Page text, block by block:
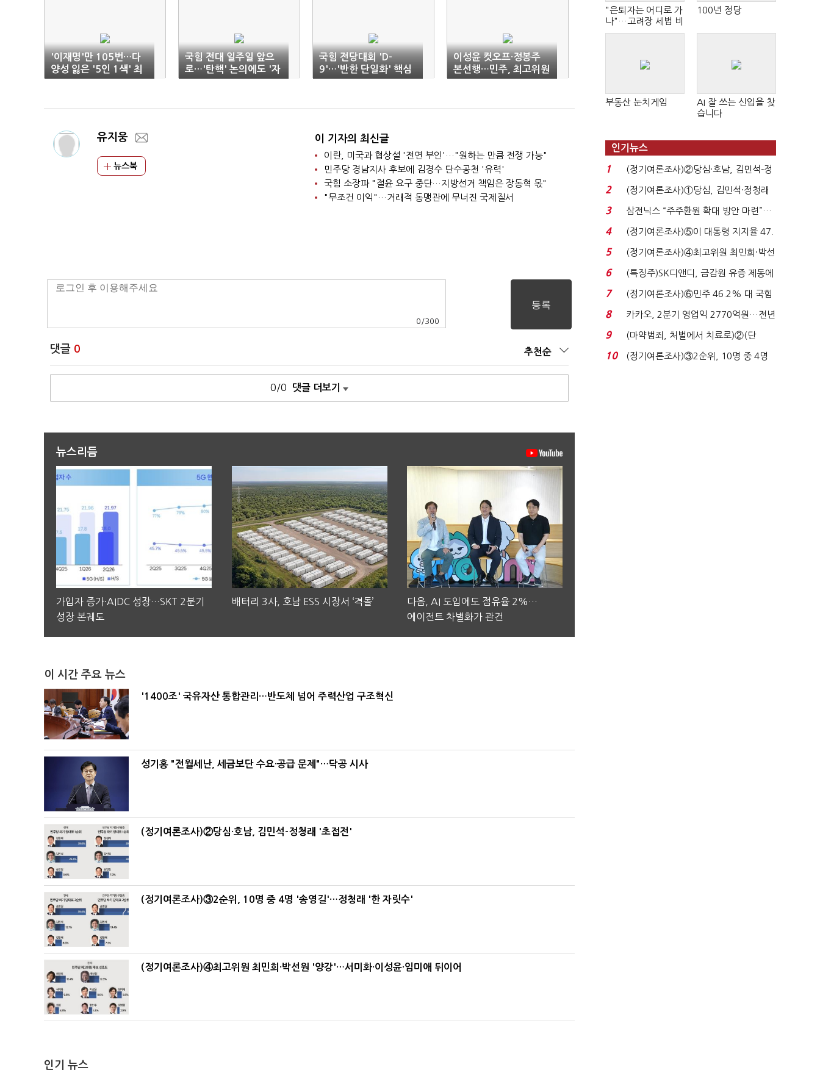
'이재명'만 105번…다
양성 잃은 '5인 1색' 최
고위원
국힘 전대 일주일 앞으
로…'탄핵' 논의에도 '자
폭'
국힘 전당대회 'D-
9'…'반한 단일화' 핵심
변수
이성윤 컷오프·정봉주
본선행…민주, 최고위원
후보 8명 확정
유지웅
뉴스북
이 기자의 최신글
이란, 미국과 협상설 '전면 부인'…"원하는 만큼 전쟁 가능"
민주당 경남지사 후보에 김경수 단수공천 '유력'
국힘 소장파 "절윤 요구 중단…지방선거 책임은 장동혁 몫"
"무조건 이익"…거래적 동맹관에 무너진 국제질서
0 /300
댓글 0 추천순
0/0 댓글 더보기
뉴스리듬
가입자 증가·AIDC 성장…SKT 2분기
성장 본궤도
배터리 3사, 호남 ESS 시장서 ‘격돌’
다음, AI 도입에도 점유율 2%…
에이전트 차별화가 관건
이 시간 주요 뉴스
'1400조' 국유자산 통합관리…반도체 넘어 주력산업 구조혁신
성기홍 "전월세난, 세금보단 수요·공급 문제"…닥공 시사
(정기여론조사)②당심·호남, 김민석-정청래 '초접전'
(정기여론조사)③2순위, 10명 중 4명 '송영길'…정청래 '한 자릿수'
(정기여론조사)④최고위원 최민희·박선원 '양강'…서미화·이성윤·임미애 뒤이어
인기 뉴스
"은퇴자는 어디로 가
나"…고려장 세법 비
판 확산
100년 정당
부동산 눈치게임
AI 잘 쓰는 신입을 찾
습니다
인기뉴스
1
(정기여론조사)②당심·호남, 김민석-정
청래 '초접전'...
2
(정기여론조사)①당심, 김민석·정청래
'초접전'…대통령 ...
3
삼전닉스 “주주환원 확대 방안 마련”…
로이터에 성명...
4
(정기여론조사)⑤이 대통령 지지율 47.
7%…일주일 만에 ...
5
(정기여론조사)④최고위원 최민희·박선
원 '양강'…서미...
6
(특징주)SK디앤디, 금감원 유증 제동에
장 초반 상한가...
7
(정기여론조사)⑥민주 46.2% 대 국힘
31.0%…오차범위 밖 ...
8
카카오, 2분기 영업익 2770억원…전년
비 36% 증가...
9
(마약범죄, 처벌에서 치료로)②(단
독)"마약은 전염병…여성...
10
(정기여론조사)③2순위, 10명 중 4명